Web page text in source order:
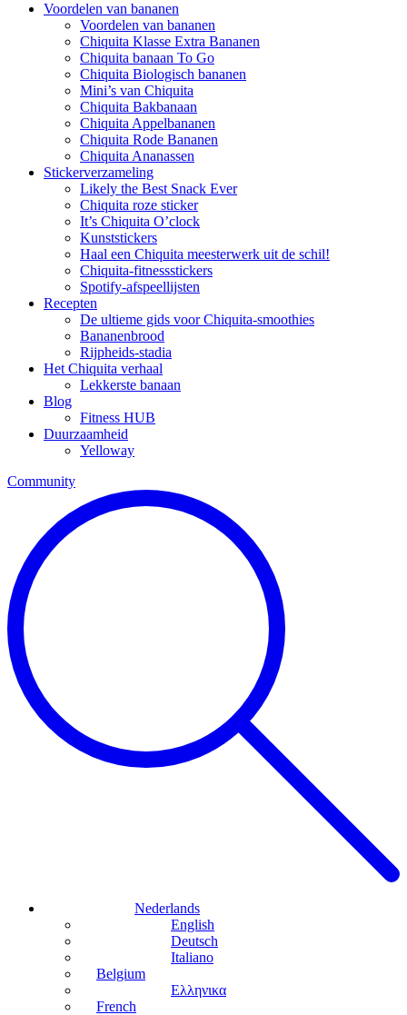
Voordelen van bananen
Voordelen van bananen
Chiquita Klasse Extra Bananen
Chiquita banaan To Go
Chiquita Biologisch bananen
Mini’s van Chiquita
Chiquita Bakbanaan
Chiquita Appelbananen
Chiquita Rode Bananen
Chiquita Ananassen
Stickerverzameling
Likely the Best Snack Ever
Chiquita roze sticker
It’s Chiquita O’clock
Kunststickers
Haal een Chiquita meesterwerk uit de schil!
Chiquita-fitnessstickers
Spotify-afspeellijsten
Recepten
De ultieme gids voor Chiquita-smoothies
Bananenbrood
Rijpheids-stadia
Het Chiquita verhaal
Lekkerste banaan
Blog
Fitness HUB
Duurzaamheid
Yelloway
Community
Nederlands
English
Deutsch
Italiano
Belgium
Ελληνικα
French